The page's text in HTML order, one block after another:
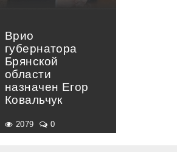
Врио
губернатора
Брянской
области
назначен Егор
Ковальчук
2079 0